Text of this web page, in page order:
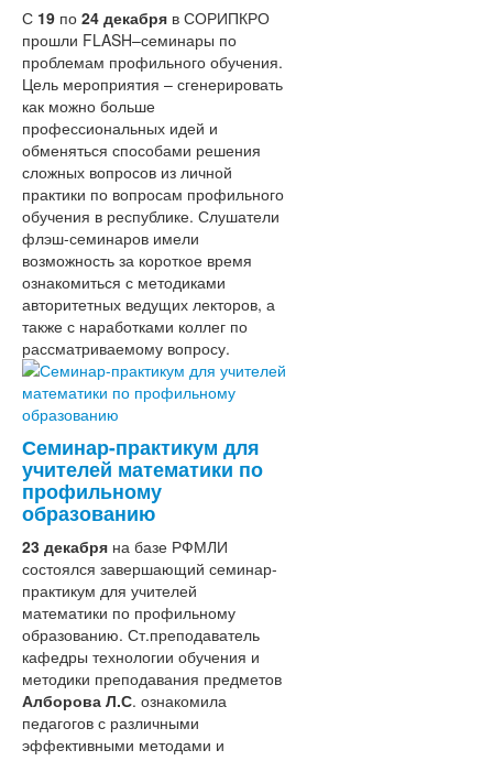
литературы
Концепция
географического
образования
преподавания
учебного
предмета
«Обществознание»
WorldSkillsRussia
Всероссийский конкурс сочинений
Межрегиональный конкурс-фестиваль
учителей родных языков СКФО «Мы
разные, но равные»
Конкурс профессионального
мастерства
"Учитель года" и "Педагогический
дебют"
"Методическая копилка"
«Мастер года»
Земский учитель
Национальный проект образование
Подготовка к ГИА-9 и ГИА- 11
Эффективный руководитель
Развитие предпрофессионального
образования в РСО-Алания
Развитие химико-биологического
образования в РСО-Алания
Развитие географического
образования в РСО-Алания
Отзывы слушателей
Обобщение опыта
Работа с одаренными детьми
Партнеры
Комплексная безопасность
Профилактика асоциальных
явлений среди
несовершеннолетних
ГТО
С 19 по 24 декабря в СОРИПКРО
прошли FLASH–семинары по
проблемам профильного обучения.
Цель мероприятия – сгенерировать
как можно больше
профессиональных идей и
обменяться способами решения
сложных вопросов из личной
практики по вопросам профильного
обучения в республике. Слушатели
флэш-семинаров имели
возможность за короткое время
ознакомиться с методиками
авторитетных ведущих лекторов, а
также с наработками коллег по
рассматриваемому вопросу.
Семинар-практикум для
учителей математики по
профильному
образованию
23 декабря на базе РФМЛИ
состоялся завершающий семинар-
практикум для учителей
математики по профильному
образованию. Ст.преподаватель
кафедры технологии обучения и
методики преподавания предметов
Алборова Л.С. ознакомила
педагогов с различными
эффективными методами и